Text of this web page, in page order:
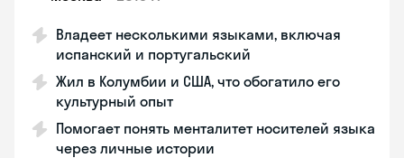
Владеет несколькими языками, включая
испанский и португальский
Жил в Колумбии и США, что обогатило его
культурный опыт
Помогает понять менталитет носителей языка
через личные истории